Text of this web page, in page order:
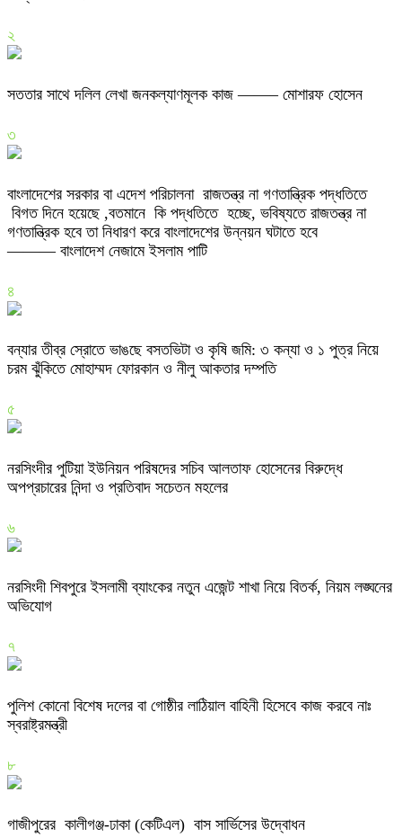
২
সততার সাথে দলিল লেখা জনকল্যাণমূলক কাজ ——– মোশারফ হোসেন
৩
বাংলাদেশের সরকার বা এদেশ পরিচালনা রাজতন্ত্র না গণতান্ত্রিক পদ্ধতিতে
বিগত দিনে হয়েছে ,বতমানে কি পদ্ধতিতে হচ্ছে, ভবিষ্যতে রাজতন্ত্র না
গণতান্ত্রিক হবে তা নিধারণ করে বাংলাদেশের উন্নয়ন ঘটাতে হবে
——— বাংলাদেশ নেজামে ইসলাম পাটি
৪
বন্যার তীব্র স্রোতে ভাঙছে বসতভিটা ও কৃষি জমি: ৩ কন্যা ও ১ পুত্র নিয়ে
চরম ঝুঁকিতে মোহাম্মদ ফোরকান ও নীলু আকতার দম্পতি
৫
নরসিংদীর পুটিয়া ইউনিয়ন পরিষদের সচিব আলতাফ হোসেনের বিরুদ্ধে
অপপ্রচারের নিন্দা ও প্রতিবাদ সচেতন মহলের
৬
নরসিংদী শিবপুরে ইসলামী ব্যাংকের নতুন এজেন্ট শাখা নিয়ে বিতর্ক, নিয়ম লঙ্ঘনের
অভিযোগ
৭
পুলিশ কোনো বিশেষ দলের বা গোষ্ঠীর লাঠিয়াল বাহিনী হিসেবে কাজ করবে নাঃ
স্বরাষ্ট্রমন্ত্রী
৮
গাজীপুরের কালীগঞ্জ-ঢাকা (কেটিএল) বাস সার্ভিসের উদ্বোধন